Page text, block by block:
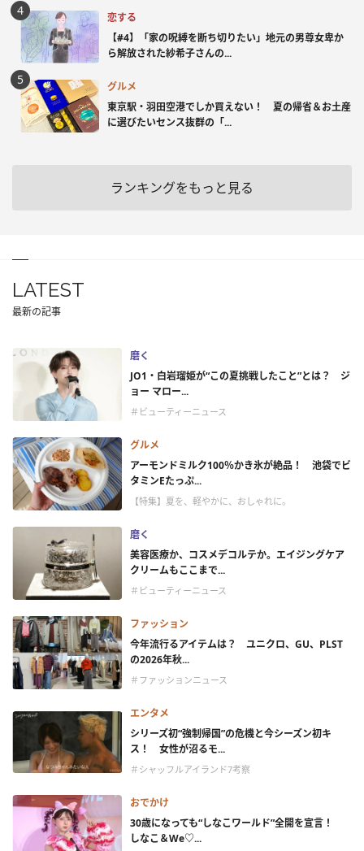
恋する
【#4】「家の呪縛を断ち切りたい」地元の男尊女卑か
ら解放された紗希子さんの...
グルメ
東京駅・羽田空港でしか買えない！ 夏の帰省＆お土産
に選びたいセンス抜群の「...
ランキングをもっと見る
LATEST
最新の記事
磨く
JO1・白岩瑠姫が“この夏挑戦したこと”とは？ ジ
ョー マロー...
＃ビューティーニュース
グルメ
アーモンドミルク100％かき氷が絶品！ 池袋でビ
タミンEたっぷ...
【特集】夏を、軽やかに、おしゃれに。
磨く
美容医療か、コスメデコルテか。エイジングケア
クリームもここまで...
＃ビューティーニュース
ファッション
今年流行るアイテムは？ ユニクロ、GU、PLST
の2026年秋...
＃ファッションニュース
エンタメ
シリーズ初“強制帰国”の危機と今シーズン初キ
ス！ 女性が沼るモ...
＃シャッフルアイランド7考察
おでかけ
30歳になっても“しなこワールド”全開を宣言！
しなこ＆We♡...